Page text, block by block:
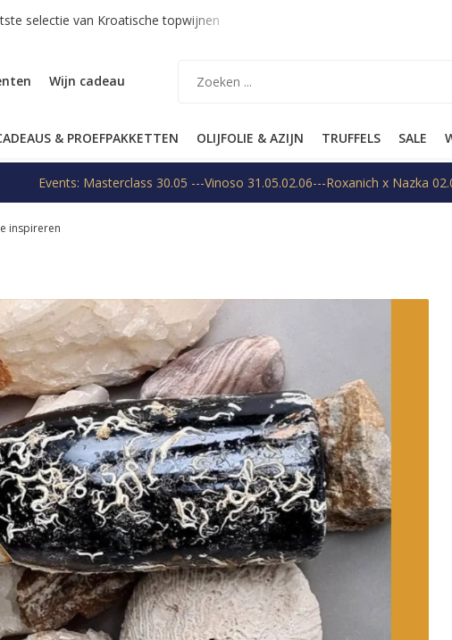
Verzending binnen EU op aanvraag Gratis verzending
Wijn cadeau
& PROEFPAKKETTEN OLIJFOLIE & AZIJN TRUFFELS SALE
Events: Masterclass 30.05 ---Vinoso 31.05.02.06---Roxanich x Nazka
inspireren